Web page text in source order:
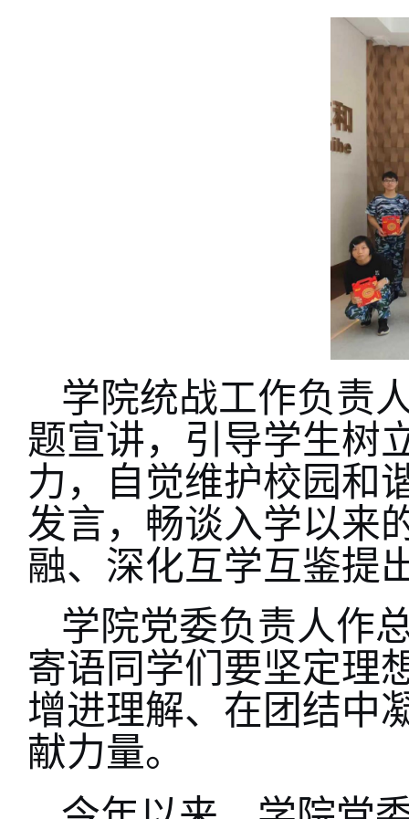
学院统战工作负责
题宣讲，引导学生树
力，自觉维护校园和
发言，畅谈入学以来
融、深化互学互鉴提
学院党委负责人作
寄语同学们要坚定理
增进理解、在团结中
献力量。